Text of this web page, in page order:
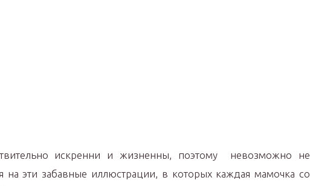
искренни и жизненны, поэтому невозможно не
на эти забавные иллюстрации, в которых каждая мамочка со